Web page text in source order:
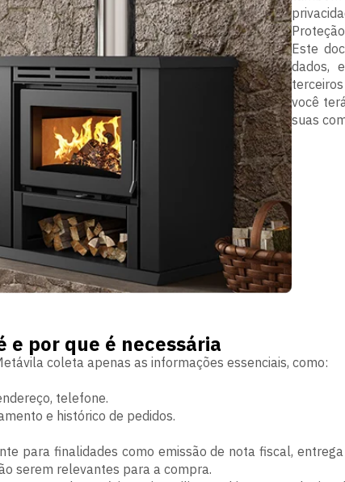
Este
dados,
você
suas
e por que é necessária
coleta apenas as informações essenciais, como:
telefone.
e histórico de pedidos.
para finalidades como emissão de nota fiscal,
serem relevantes para a compra.